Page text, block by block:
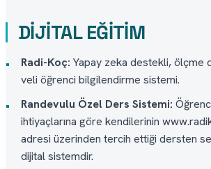
DİJİTAL EĞİTİM
• Radi-Koç: Yapay zeka destekli, ölçme
veli öğrenci bilgilendirme sistemi.
•
Randevulu Özel Ders Sistemi:
ihtiyaçlarına göre kendilerinin
adresi üzerinden tercih ettiği dersten
dijital sistemdir.